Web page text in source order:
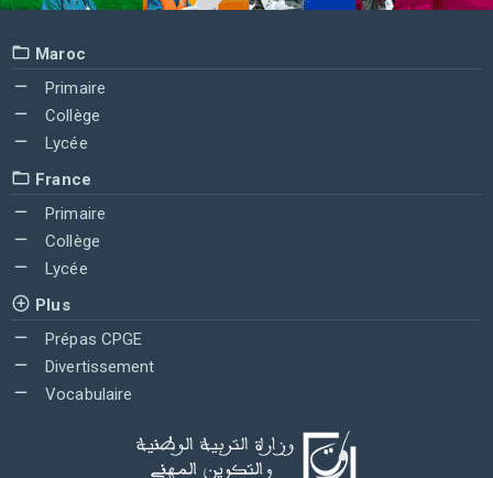
Maroc
Primaire
Collège
Lycée
France
Primaire
Collège
Lycée
Plus
Prépas CPGE
Divertissement
Vocabulaire